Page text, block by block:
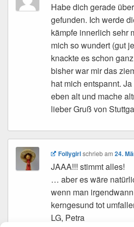
Habe dich gerade
gefunden. Ich werde
kämpfe innerlich sehr
mich so wundert (gut
knackte es schon
bisher war mir das
hat mich entspannt.
eben alt und mache
lieber Gruß von
Follygirlschriebam24.
JAAA!!! stimmt alles!
… aber es wäre
wenn man
kerngesund tot
LG, Petra